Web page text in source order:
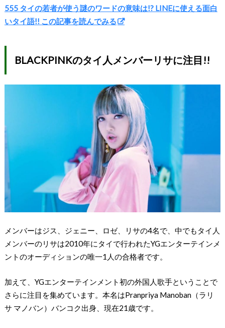
555 タイの若者が使う謎のワードの意味は!? LINEに使える面白
いタイ語!! この記事を読んでみる
BLACKPINKのタイ人メンバーリサに注目!!
メンバーはジス、ジェニー、ロゼ、リサの4名で、中でもタイ人
メンバーのリサは2010年にタイで行われたYGエンターテインメ
ントのオーディションの唯一1人の合格者です。
加えて、YGエンターテインメント初の外国人歌手ということで
さらに注目を集めています。本名はPranpriya Manoban（ラリ
サ マノバン）バンコク出身、現在21歳です。